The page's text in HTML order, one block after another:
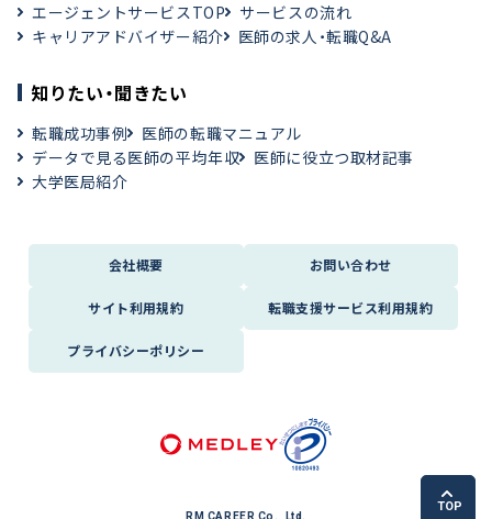
エージェントサービスTOP
サービスの流れ
キャリアアドバイザー紹介
医師の求人・転職Q&A
知りたい・聞きたい
転職成功事例
医師の転職マニュアル
データで見る医師の平均年収
医師に役立つ取材記事
大学医局紹介
会社概要 お問い合わせ
サイト利用規約 転職支援サービス利用規約
プライバシーポリシー
RM CAREER Co., Ltd.
TOP